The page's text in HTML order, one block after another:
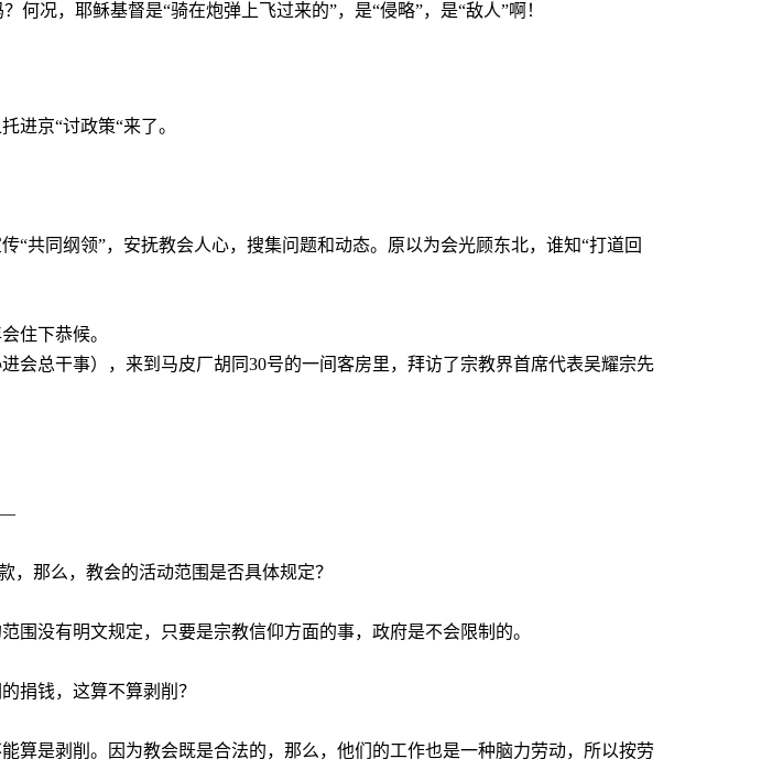
何况，耶稣基督是“骑在炮弹上飞过来的”，是“侵略”，是“敌人”啊！
进京“讨政策“来了。
共同纲领”，安抚教会人心，搜集问题和动态。原以为会光顾东北，谁知“打道回
住下恭候。
会总干事），来到马皮厂胡同30号的一间客房里，拜访了宗教界首席代表吴耀宗先
，那么，教会的活动范围是否具体规定？
没有明文规定，只要是宗教信仰方面的事，政府是不会限制的。
捐钱，这算不算剥削？
算是剥削。因为教会既是合法的，那么，他们的工作也是一种脑力劳动，所以按劳